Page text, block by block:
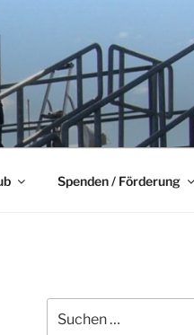
Spenden / Förderung
nach: